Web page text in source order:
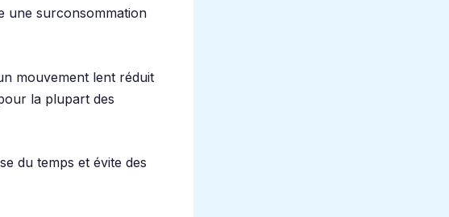
une surconsommation
mouvement lent réduit
la plupart des
du temps et évite des